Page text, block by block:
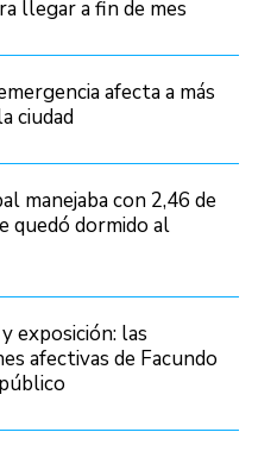
llegar a fin de mes
afecta a más
ciudad
manejaba con 2,46 de
quedó dormido al
exposición: las
afectivas de Facundo